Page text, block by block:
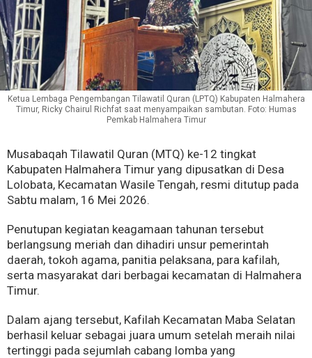
Ketua Lembaga Pengembangan Tilawatil Quran (LPTQ) Kabupaten Halmahera
Timur, Ricky Chairul Richfat saat menyampaikan sambutan. Foto: Humas
Pemkab Halmahera Timur
Musabaqah Tilawatil Quran (MTQ) ke-12 tingkat
Kabupaten Halmahera Timur yang dipusatkan di Desa
Lolobata, Kecamatan Wasile Tengah, resmi ditutup pada
Sabtu malam, 16 Mei 2026.
Penutupan kegiatan keagamaan tahunan tersebut
berlangsung meriah dan dihadiri unsur pemerintah
daerah, tokoh agama, panitia pelaksana, para kafilah,
serta masyarakat dari berbagai kecamatan di Halmahera
Timur.
Dalam ajang tersebut, Kafilah Kecamatan Maba Selatan
berhasil keluar sebagai juara umum setelah meraih nilai
tertinggi pada sejumlah cabang lomba yang